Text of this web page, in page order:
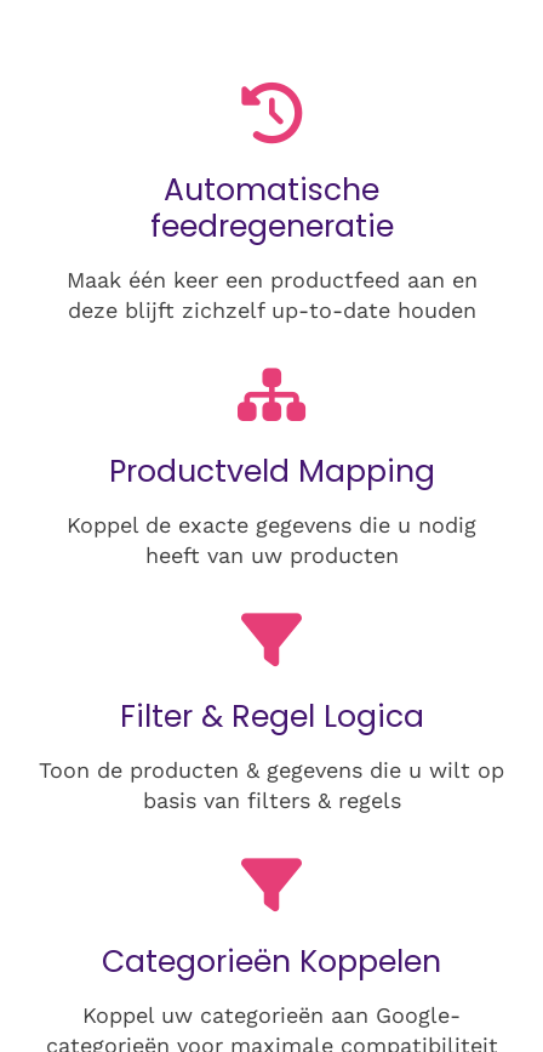
Automatische
feedregeneratie
Maak één keer een productfeed aan en
deze blijft zichzelf up-to-date houden
Productveld Mapping
Koppel de exacte gegevens die u nodig
heeft van uw producten
Filter & Regel Logica
Toon de producten & gegevens die u wilt op
basis van filters & regels
Categorieën Koppelen
Koppel uw categorieën aan Google-
categorieën voor maximale compatibiliteit